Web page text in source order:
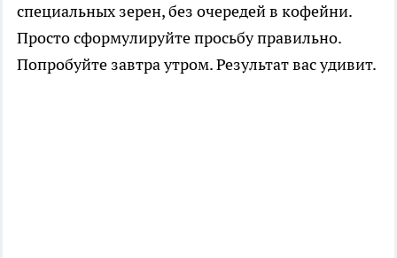
специальных зерен, без очередей в кофейни.
Просто сформулируйте просьбу правильно.
Попробуйте завтра утром. Результат вас удивит.